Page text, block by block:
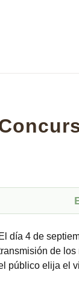
El día 4 de
de
público elija el